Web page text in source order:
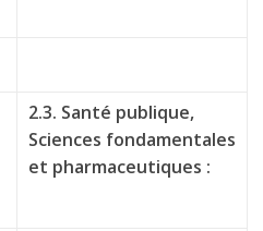
2.3. Santé publique,
Sciences fondamentales
et pharmaceutiques :